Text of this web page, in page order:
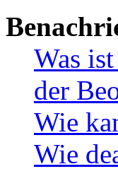
Was
der
Wie
Wie